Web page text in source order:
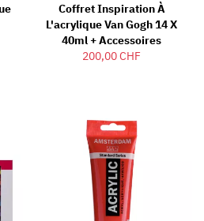
Coffret Inspiration À
L'acrylique Van Gogh 14 X
40ml + Accessoires
200,00 CHF